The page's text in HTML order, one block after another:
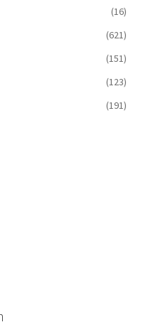
(16)
(621)
(151)
(123)
(191)